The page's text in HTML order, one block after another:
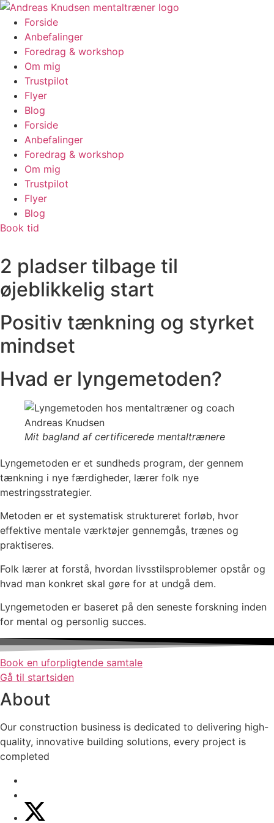
Videre
indhold
Forside
Anbefalinger
Foredrag & workshop
Om mig
Trustpilot
Flyer
Blog
Forside
Anbefalinger
Foredrag & workshop
Om mig
Trustpilot
Flyer
Blog
Book tid
2 pladser tilbage til
øjeblikkelig start
Positiv tænkning og styrket
mindset
Hvad er lyngemetoden?
Mit bagland af certificerede mentaltrænere
Lyngemetoden er et sundheds program, der gennem
tænkning i nye færdigheder, lærer folk nye
mestringsstrategier.
Metoden er et systematisk struktureret forløb, hvor
effektive mentale værktøjer gennemgås, trænes og
praktiseres.
Folk lærer at forstå, hvordan livsstilsproblemer opstår og
hvad man konkret skal gøre for at undgå dem.
Lyngemetoden er baseret på den seneste forskning inden
for mental og personlig succes.
Book en uforpligtende samtale
Gå til startsiden
About
Our construction business is dedicated to delivering high-
quality, innovative building solutions, every project is
completed